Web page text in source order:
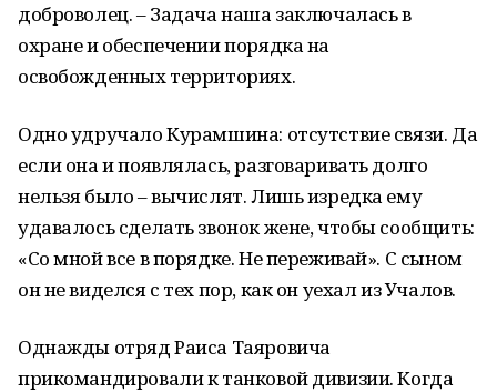
доброволец. – Задача наша заключалась в
охране и обеспечении порядка на
освобожденных территориях.
Одно удручало Курамшина: отсутствие связи. Да
если она и появлялась, разговаривать долго
нельзя было – вычислят. Лишь изредка ему
удавалось сделать звонок жене, чтобы сообщить:
«Со мной все в порядке. Не переживай». С сыном
он не виделся с тех пор, как он уехал из Учалов.
Однажды отряд Раиса Таяровича
прикомандировали к танковой дивизии. Когда